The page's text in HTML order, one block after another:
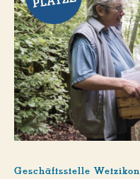
Geschäftsstelle Wetzikon